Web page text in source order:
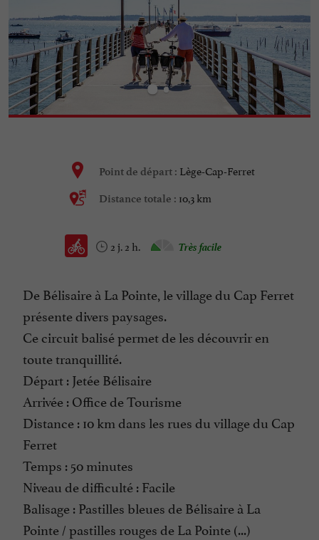
Point de départ : Lège-Cap-Ferret
Distance totale : 10,3 km
2 j. 2 h. Très facile
De Bélisaire à La Pointe, le village du Cap Ferret
présente divers paysages.
Ce circuit balisé permet de les découvrir en
toute tranquillité.
Départ : Jetée Bélisaire
Arrivée : Office de Tourisme
Distance : 10 km dans les rues du village du Cap
Ferret
Temps : 50 minutes
Niveau de difficulté : Facile
Balisage : Pastilles bleues de Bélisaire à La
Pointe / pastilles rouges de La Pointe (...)